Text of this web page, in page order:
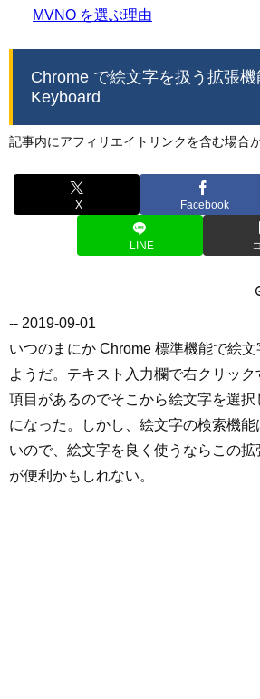
MVNO を選ぶ理由
Chrome で絵文字を扱う拡張
Keyboard
記事内にアフィリエイトリンクを含む場合
X Facebook
LINE
-- 2019-09-01
いつのまにか Chrome 標準機能で絵
ようだ。テキスト入力欄で右クリッ
項目があるのでそこから絵文字を選択
になった。しかし、絵文字の検索機
いので、絵文字を良く使うならこの拡
が便利かもしれない。